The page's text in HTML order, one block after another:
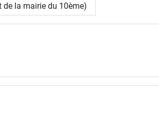
la mairie du 10ème)